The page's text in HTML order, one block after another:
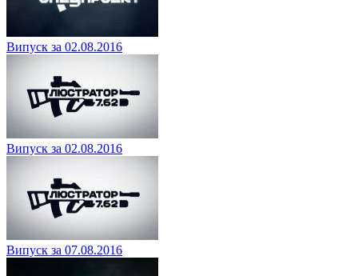
Випуск за 02.08.2016
Випуск за 02.08.2016
Випуск за 07.08.2016